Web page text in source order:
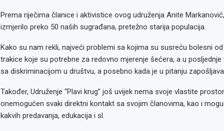
Prema riječima članice i aktivistice ovog udruženja Anite
izmjerilo preko 50 naših sugrađana, pretežno starija populacija.
Kako su nam rekli, najveći problemi sa kojima su susreću bolesni
trakice koje su potrebne za redovno mjerenje šećera, a u
sa diskriminacijom u društvu, a posebno kada je u pitanju
Također, Udruženje “Plavi krug” još uvijek nema svoje vlastite
onemogućen svaki direktni kontakt sa svojim članovima, kao i
kakvih predavanja, edukacija i sl.